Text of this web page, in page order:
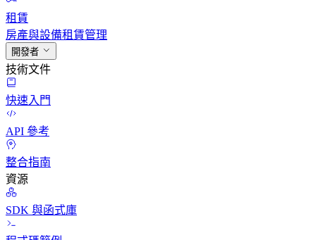
租賃
房產與設備租賃管理
開發者
技術文件
快速入門
API 參考
整合指南
資源
SDK 與函式庫